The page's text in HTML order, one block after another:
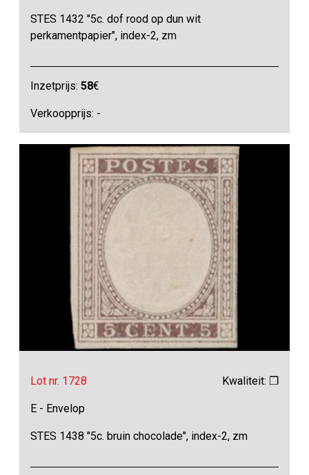
STES 1432 "5c. dof rood op dun wit
perkamentpapier", index-2, zm
Inzetprijs:58€
Verkoopprijs: -
Lot nr. 1728 Kwaliteit: ❒
E - Envelop
STES 1438 "5c. bruin chocolade", index-2, zm